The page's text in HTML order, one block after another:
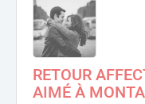
RETOUR
AIMÉ À